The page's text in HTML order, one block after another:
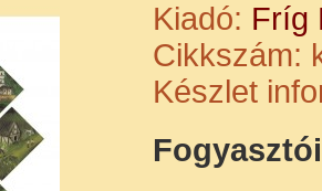
Kiadó: Fríg
Cikkszám:
Készlet